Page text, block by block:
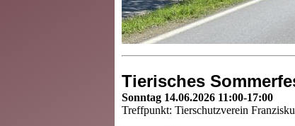
Tierisches
Sonntag 14.06.2026 11:00-17:00
Treffpunkt: Tierschutzverein